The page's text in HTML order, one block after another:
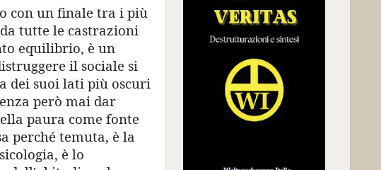
con un finale tra i più
tutte le castrazioni
equilibrio, è un
il sociale si
dei suoi lati più oscuri
però mai dar
paura come fonte
perché temuta, è la
è lo